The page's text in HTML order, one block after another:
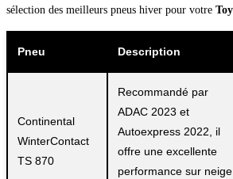
sélection des meilleurs pneus hiver pour votre
Pneu Description
Continental
WinterContact
TS 870
Recommandé par
ADAC 2023 et
Autoexpress 2022, il
offre une excellente
performance sur neige